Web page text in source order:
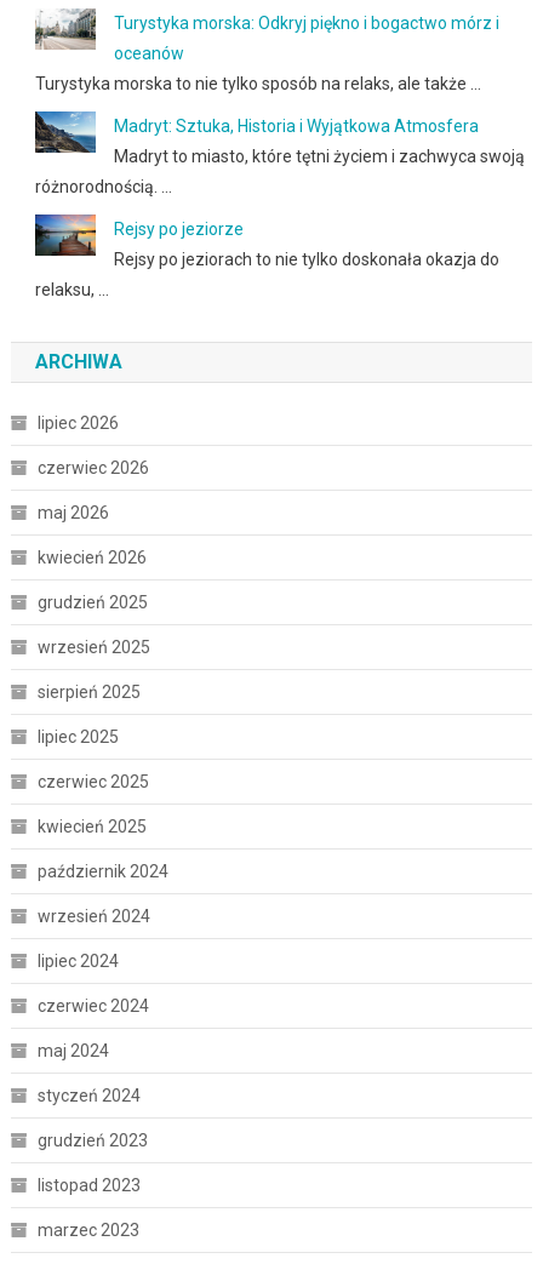
Turystyka morska: Odkryj piękno i bogactwo mórz i
oceanów
Turystyka morska to nie tylko sposób na relaks, ale także …
Madryt: Sztuka, Historia i Wyjątkowa Atmosfera
Madryt to miasto, które tętni życiem i zachwyca swoją
różnorodnością. …
Rejsy po jeziorze
Rejsy po jeziorach to nie tylko doskonała okazja do
relaksu, …
ARCHIWA
lipiec 2026
czerwiec 2026
maj 2026
kwiecień 2026
grudzień 2025
wrzesień 2025
sierpień 2025
lipiec 2025
czerwiec 2025
kwiecień 2025
październik 2024
wrzesień 2024
lipiec 2024
czerwiec 2024
maj 2024
styczeń 2024
grudzień 2023
listopad 2023
marzec 2023